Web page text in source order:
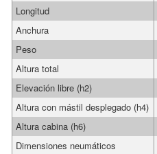
Longitud
Anchura
Peso
Altura total
Elevación libre (h2)
Altura con mástil desplegado (h4)
Altura cabina (h6)
Dimensiones neumáticos